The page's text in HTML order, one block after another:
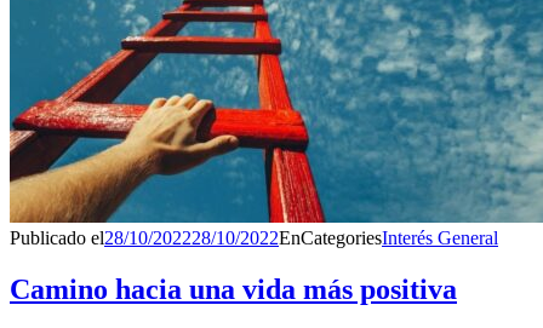
Publicado el28/10/202228/10/2022EnCategoriesInterés General
Camino hacia una vida más positiva